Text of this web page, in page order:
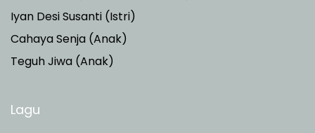
Iyan Desi Susanti (Istri)
Cahaya Senja (Anak)
Teguh Jiwa (Anak)
Lagu